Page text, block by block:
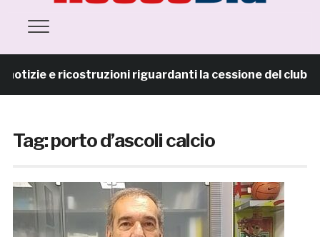
ricostruzioni riguardanti la cessione del club.
Tag:porto d’ascoli calcio